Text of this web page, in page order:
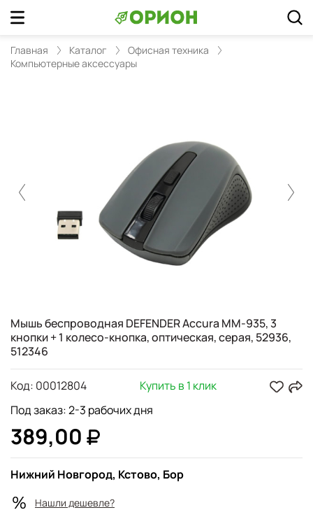
Главная Каталог
Офисная техника
Компьютерные аксессуары
Мышь беспроводная DEFENDER Accura MM-935, 3
кнопки + 1 колесо-кнопка, оптическая, серая, 52936,
512346
Под заказ: 2-3 рабочих дня
389,00
Код: 00012804 Купить в 1 клик
Нижний Новгород, Кстово, Бор
Нашли дешевле?